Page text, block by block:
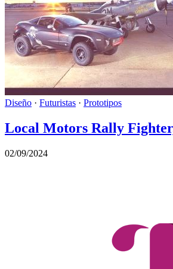
Diseño · Futuristas · Prototipos
Local Motors Rally
02/09/2024